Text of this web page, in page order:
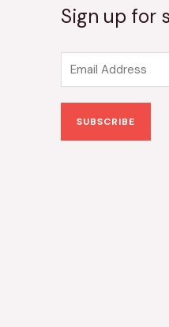
Sign up for
m
a
SUBSCRIBE